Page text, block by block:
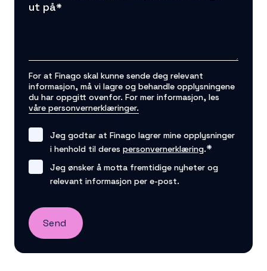
ut på*
For at Finago skal kunne sende deg relevant
informasjon, må vi lagre og behandle opplysningene
du har oppgitt ovenfor. For mer informasjon, les
våre personvernerklæringer.
Jeg godtar at Finago lagrer mine opplysninger
i henhold til deres personvernerklæring.*
Jeg ønsker å motta fremtidige nyheter og
relevant informasjon per e-post.